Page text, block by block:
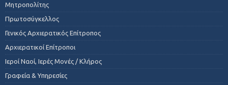
Μητροπολίτης
Πρωτοσύγκελλος
Γενικός Αρχιερατικός Επίτροπος
Αρχιερατικοί Επίτροποι
Ιεροί Ναοί, Ιερές Μονές / Κλήρος
Γραφεία & Υπηρεσίες